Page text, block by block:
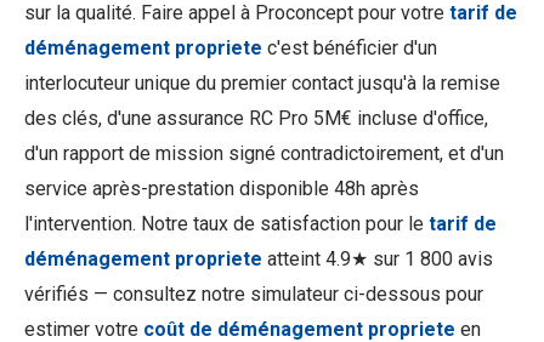
sur la qualité. Faire appel à Proconcept pour votre tarif de
déménagement propriete c'est bénéficier d'un
interlocuteur unique du premier contact jusqu'à la remise
des clés, d'une assurance RC Pro 5M€ incluse d'office,
d'un rapport de mission signé contradictoirement, et d'un
service après-prestation disponible 48h après
l'intervention. Notre taux de satisfaction pour le tarif de
déménagement propriete atteint 4.9★ sur 1 800 avis
vérifiés — consultez notre simulateur ci-dessous pour
estimer votre coût de déménagement propriete en